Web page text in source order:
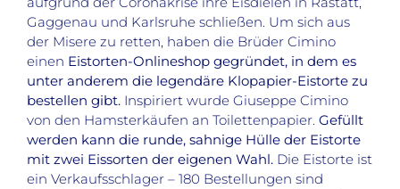
Gaggenau und Karlsruhe schließen. Um sich aus
der Misere zu retten, haben die Brüder Cimino
einen Eistorten-Onlineshop gegründet, in dem es
unter anderem die legendäre Klopapier-Eistorte zu
bestellen gibt. Inspiriert wurde Giuseppe Cimino
von den Hamsterkäufen an Toilettenpapier. Gefüllt
werden kann die runde, sahnige Hülle der Eistorte
mit zwei Eissorten der eigenen Wahl. Die Eistorte ist
ein Verkaufsschlager – 180 Bestellungen sind